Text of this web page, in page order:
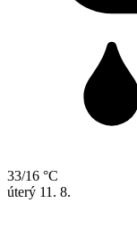
33/16 °C
úterý 11. 8.